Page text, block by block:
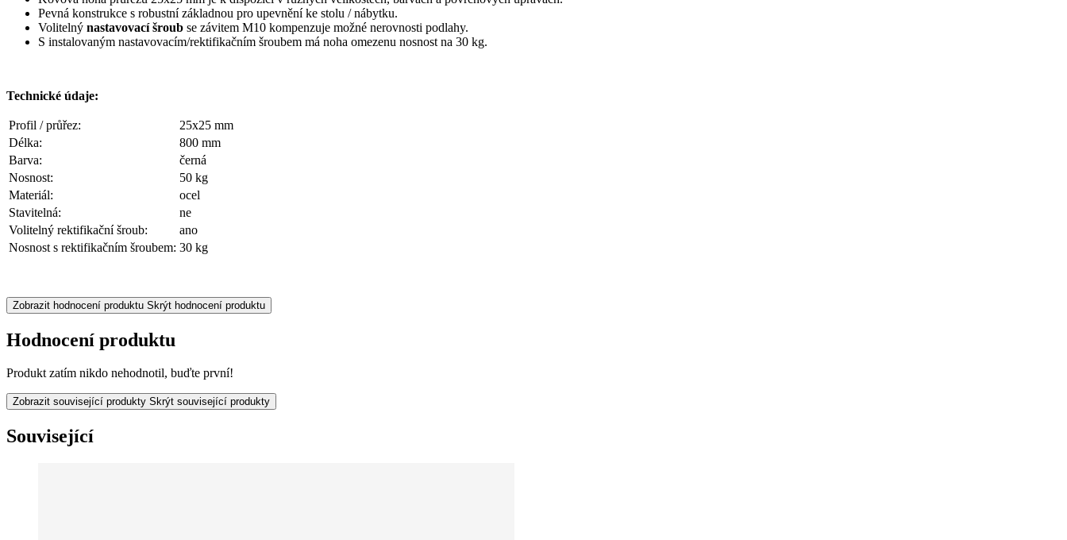
Pevná konstrukce s robustní základnou pro upevnění ke stolu / nábytku.
Volitelný nastavovací šroub se závitem M10 kompenzuje možné nerovnosti podlahy.
S instalovaným nastavovacím/rektifikačním šroubem má noha omezenu nosnost na 30 kg.
Technické údaje:
Profil / průřez:
25x25 mm
Délka:
800 mm
Barva:
černá
Nosnost:
50 kg
Materiál:
ocel
Stavitelná:
ne
Volitelný rektifikační šroub:
ano
Nosnost s rektifikačním šroubem: 30 kg
Zobrazit hodnocení produktu Skrýt hodnocení produktu
Hodnocení produktu
Produkt zatím nikdo nehodnotil, buďte první!
Zobrazit související produkty Skrýt související produkty
Související